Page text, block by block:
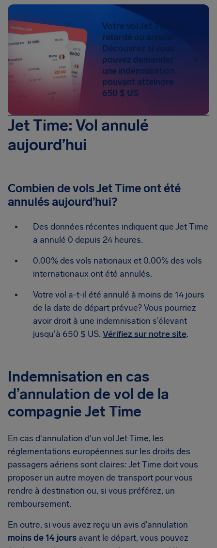
Votre vol Jet Time est
retardé ou annulé?
Découvrez si vous
pouvez demander
une indemnisation
pouvant atteindre
650 $ US
Jet Time: Vol annulé
aujourd’hui
Combien de vols Jet Time ont été
annulés aujourd’hui?
Des données récentes indiquent que Jet Time
a annulé 0 depuis 24 heures.
0.00% des vols nationaux et 0.00% des vols
internationaux ont été annulés.
Votre vol a-t-il été annulé à moins de 14 jours
de la date de départ prévue? Vous pourriez
avoir droit à une indemnisation s’élevant
jusqu'à 650 $ US. Vérifiez sur notre site.
Indemnisation en cas
d’annulation de vol de la
compagnie Jet Time
En cas d'annulation d'un vol Jet Time, les
réglementations européennes sur les droits des
passagers aériens sont claires: Jet Time doit vous
proposer un autre moyen de transport pour vous
rendre à destination ou, si vous préférez, un
remboursement.
En outre, si vous avez reçu un avis d’annulation
moins de 14 jours avant le départ, vous pouvez